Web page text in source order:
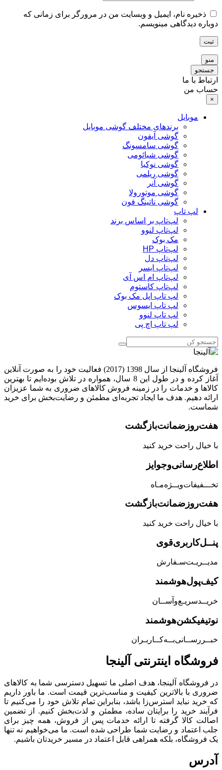
ذخیره نام، ایمیل و وبسایت من در مرورگر برای زمانی که
دوباره دیدگاهی مینویسم.
ثبت
منو
جستجو
ارتباط با ما
حساب من
×
موبایل
برندهای مختلف گوشی موبایل
گوشی آیفون
گوشی سامسونگ
گوشی شیائومی
گوشی نوکیا
گوشی ریلمی
گوشی آنر
گوشی موتورولا
گوشی ناتینگ فون
لپ تاپ
لپ‌تاپ بر اساس برند
لپ‌تاپ لنوو
مک بوک
لپ‌تاپ HP
لپ‌تاپ دل
لپ‌تاپ ایسر
لپ‌تاپ ام اس آی
لپ‌تاپ کاستوم
لپ تاپ اپل مک بوک
لپ تاپ ایسوس
لپ تاپ لنوو
لپ تاپ اچ پی
فروشگاه آلینجا از سال 1398 (2017) فعالیت خود را به صورت آنلاین
آغاز کرده و در طول این 8 سال، همواره در تلاش بوده‌ایم تا بهترین
کالاها و خدمات را در زمینه فروش کالاهای ضروری به شما عزیزان
ارائه دهیم. هدف ما ایجاد تجربه‌ای مطمئن و رضایت‌بخش برای خرید
شماست.
هفت‌روز‌ضمانت‌بازگشت
با خیال راحت خرید کنید
اطلاع‌رسانی‌و‌جوایز
تخـــفیفات‌ویــژه‌مـاه
هفت‌روز‌ضمانت‌بازگشت
با خیال راحت خرید کنید
پنــل‌کاربری‌قوی
مدیــریـت‌سـفارش
کیف‌پول‌هوشمند
خریــد‌سریـع‌و‌آســان
نوتیفیکشن‌هوشمند
خبــررســانی‌بــه‌کــاربـران
فروشگاه‌ اینترنتی‌ آلینجا
در فروشگاه آلینجا، هدف اصلی ما تسهیل دسترسی شما به کالاهای
ضروری با بالاترین کیفیت و مناسب‌ترین قیمت است. ما باور داریم
که خرید نباید استرس‌زا باشد، بنابراین تمام تلاش خود را می‌کنیم تا
فرآیند خرید را برایتان ساده، مطمئن و لذت‌بخش کنیم. از تضمین
اصالت کالا گرفته تا ارائه خدمات پس از فروش، همه چیز برای
جلب اعتماد و رضایت شما طراحی شده است. ما می‌خواهیم نه تنها
یک فروشگاه، بلکه همراهی قابل اعتماد در مسیر خریدتان باشیم.
آدرس